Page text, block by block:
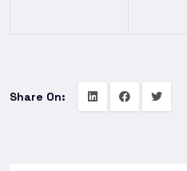
Share On: